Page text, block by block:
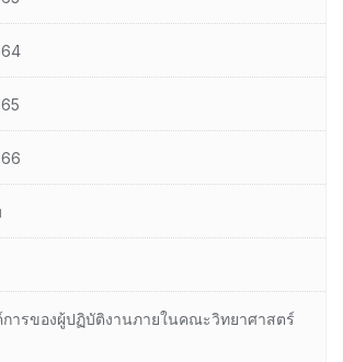
ารของผู้ปฏิบัติงานภายในคณะวิทยาศาสตร์